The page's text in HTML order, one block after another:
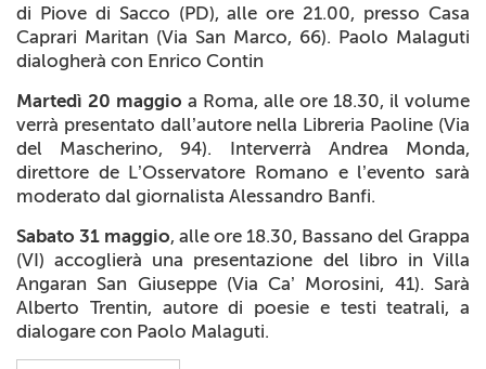
di Piove di Sacco (PD), alle ore 21.00, presso Casa
Caprari Maritan (Via San Marco, 66). Paolo Malaguti
dialogherà con Enrico Contin
Martedì 20 maggio a Roma, alle ore 18.30, il volume
verrà presentato dall’autore nella Libreria Paoline (Via
del Mascherino, 94). Interverrà Andrea Monda,
direttore de L’Osservatore Romano e l’evento sarà
moderato dal giornalista Alessandro Banfi.
Sabato 31 maggio, alle ore 18.30, Bassano del Grappa
(VI) accoglierà una presentazione del libro in Villa
Angaran San Giuseppe (Via Ca’ Morosini, 41). Sarà
Alberto Trentin, autore di poesie e testi teatrali, a
dialogare con Paolo Malaguti.